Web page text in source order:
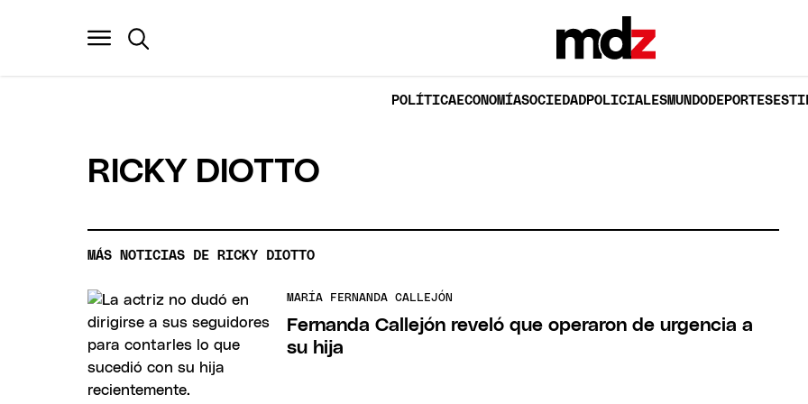
POLÍTICAECONOMÍASOCIEDADPOLICIALESMUNDODEPORTES
RICKY DIOTTO
MÁS NOTICIAS DE RICKY DIOTTO
MARÍA FERNANDA CALLEJÓN
Fernanda Callejón reveló que operaron de urgencia a
su hija